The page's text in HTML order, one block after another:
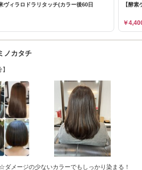
ヴィラロドラリタッチ(カラー後60日
【酵
￥
ノカタチ
メージの少ないカラーでもしっかり染まる！